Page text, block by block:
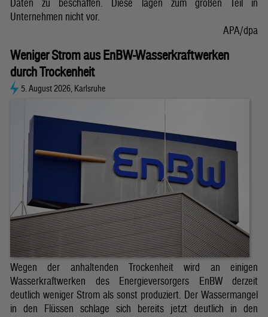
Unternehmen nicht vor.
APA/dpa
Weniger Strom aus EnBW-Wasserkraftwerken
durch Trockenheit
5. August 2026, Karlsruhe
Wegen der anhaltenden Trockenheit wird an einigen
Wasserkraftwerken des Energieversorgers EnBW derzeit
deutlich weniger Strom als sonst produziert. Der Wassermangel
in den Flüssen schlage sich bereits jetzt deutlich in den